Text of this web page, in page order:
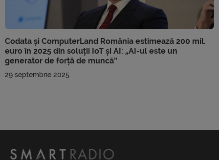
Codata și ComputerLand România estimează 200 mil.
euro în 2025 din soluții IoT și AI: „AI-ul este un
generator de forță de muncă”
29 septembrie 2025